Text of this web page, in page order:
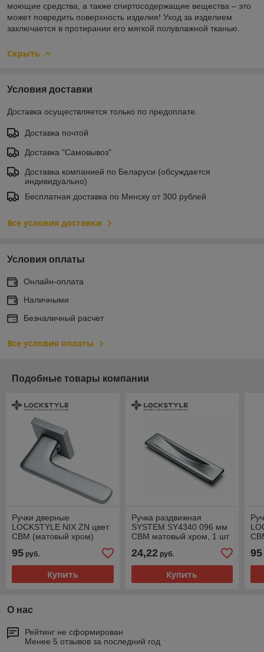
моющие средства, а также спиртосодержащие вещества – это
может повредить поверхность изделия! Уход за изделием
заключается в протирании его мягкой полувлажной тканью.
Скрыть
Условия доставки
Доставка осуществляется только по предоплате.
Доставка почтой
Доставка "Самовывоз"
Доставка компанией по Беларуси (обсуждается
индивидуально)
Бесплатная доставка по Минску от 300 рублей
Все условия доставки
Условия оплаты
Онлайн-оплата
Наличными
Безналичный расчет
Все условия оплаты
Подобные товары компании
Ручки дверные
LOCKSTYLE NIX ZN цвет
CBM (матовый хром)
95 руб.
Купить
Ручка раздвижная
SYSTEM SY4340 096 мм
CBM матовый хром, 1 шт
24,22руб.
Купить
95
О нас
Рейтинг не сформирован
Менее 5 отзывов за последний год